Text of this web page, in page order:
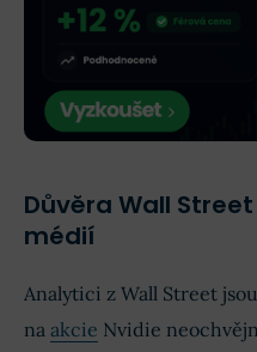
Důvěra Wall
médií
Analytici z Wall Street
na akcie Nvidie